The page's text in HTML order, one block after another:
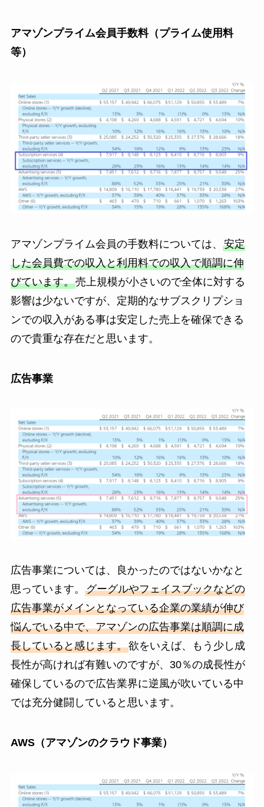
アマゾンプライム会員手数料（プライム使用料
等）
アマゾンプライム会員の手数料については、 安定
した会員費での収入と利用料での収入で順調に伸
びています。売上規模が小さいので全体に対する
影響は少ないですが、定期的なサブスクリプショ
ンでの収入がある事は安定した売上を確保できる
ので貴重な存在だと思います。
広告事業
広告事業については、良かったのではないかなと
思っています。 グーグルやフェイスブックなどの
広告事業がメインとなっている企業の業績が伸び
悩んでいる中で、アマゾンの広告事業は順調に成
長していると感じます。欲をいえば、もう少し成
長性が高ければ有難いのですが、30％の成長性が
確保しているので広告業界に逆風が吹いている中
では充分健闘していると思います。
AWS（アマゾンのクラウド事業）